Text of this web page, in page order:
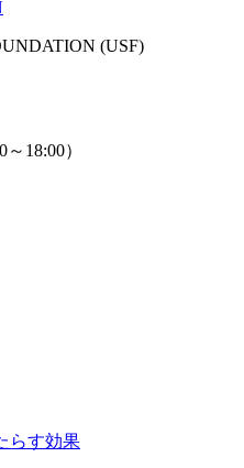
(USF)
18:00）
らす効果